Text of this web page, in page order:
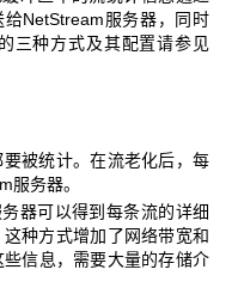
NetStream服务器，同时
三种方式及其配置请参见
被统计。在流老化后，每
服务器。
务器可以得到每条流的详细
种方式增加了网络带宽和
信息，需要大量的存储介